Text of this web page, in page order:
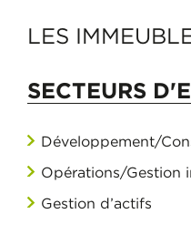
LES
SECTEURS
Développement/
Opérations/Gestion
Gestion d’actifs